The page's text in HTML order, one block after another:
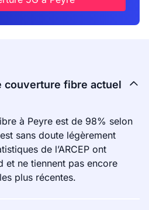
couverture fibre actuel
à Peyre est de 98% selon
sans doute légèrement
de l’ARCEP ont
et ne tiennent pas encore
plus récentes.